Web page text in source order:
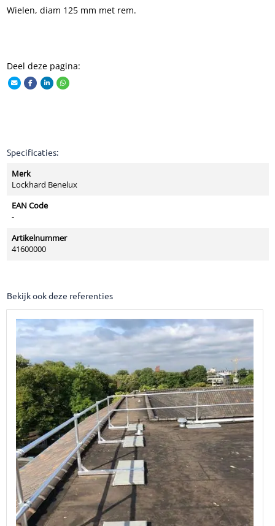
Wielen, diam 125 mm met rem.
Deel deze pagina:
Specificaties:
Merk
Lockhard Benelux
EAN Code
-
Artikelnummer
41600000
Bekijk ook deze referenties